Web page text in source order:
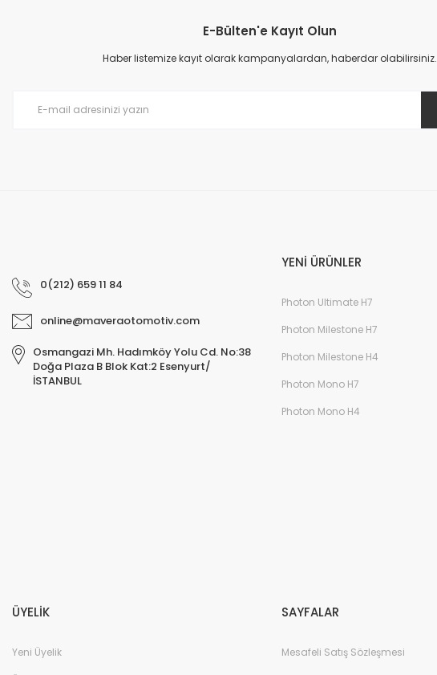
Arıza lambası yakıyor mu ?
Ürün resmi kalitesiz, bozuk veya görüntülenemiyor.
Ürün açıklamasında eksik bilgiler bulunuyor.
E-Bülten'e Kayıt Olun
Haber listemize kayıt olarak kampanyalardan, haberdar olabilirsiniz.
0(212) 659 11 84
online@maveraotomotiv.com
Osmangazi Mh. Hadımköy Yolu Cd. No:38
Doğa Plaza B Blok Kat:2 Esenyurt/
İSTANBUL
YENİ ÜRÜNLER
Photon Ultimate H7
Photon Milestone H7
Photon Milestone H4
Photon Mono H7
Photon Mono H4
ÜYELİK
Yeni Üyelik
SAYFALAR
Mesafeli Satış Sözleşmesi